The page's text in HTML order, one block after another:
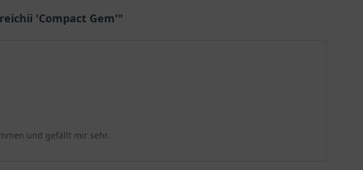
'Compact Gem'"
und gefällt mir sehr.